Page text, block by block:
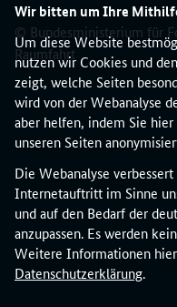
Wir bitten um Ihre
Um diese Website
nutzen wir Cookies und
zeigt, welche Seiten
wird von der Webanalyse
aber helfen, indem Sie
unseren Seiten
Die Webanalyse
Internetauftritt im Sinne
und auf den Bedarf der
anzupassen. Es werden
Weitere Informationen
Datenschutzerklärung.
© Bundesministerium für
Raumfahrt